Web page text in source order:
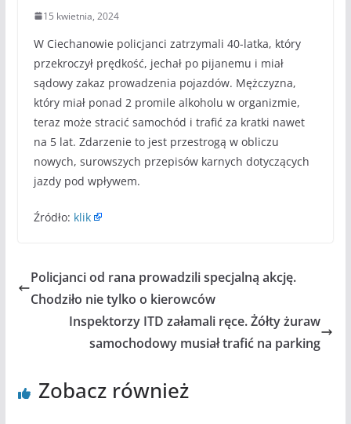
15 kwietnia, 2024
W Ciechanowie policjanci zatrzymali 40-latka, który
przekroczył prędkość, jechał po pijanemu i miał
sądowy zakaz prowadzenia pojazdów. Mężczyzna,
który miał ponad 2 promile alkoholu w organizmie,
teraz może stracić samochód i trafić za kratki nawet
na 5 lat. Zdarzenie to jest przestrogą w obliczu
nowych, surowszych przepisów karnych dotyczących
jazdy pod wpływem.
Źródło: klik
Policjanci od rana prowadzili specjalną akcję.
Chodziło nie tylko o kierowców
Inspektorzy ITD załamali ręce. Żółty żuraw
samochodowy musiał trafić na parking
Zobacz również